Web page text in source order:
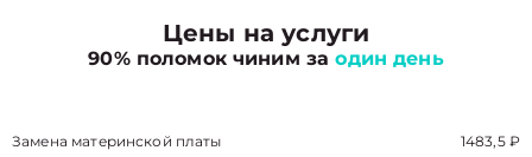
Цены на услуги
90% поломок чиним заодин день
Замена материнской платы 1483,5 ₽